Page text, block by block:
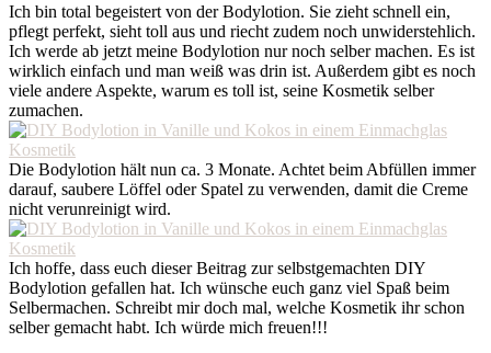
Ich bin total begeistert von der Bodylotion. Sie zieht schnell ein,
pflegt perfekt, sieht toll aus und riecht zudem noch unwiderstehlich.
Ich werde ab jetzt meine Bodylotion nur noch selber machen. Es ist
wirklich einfach und man weiß was drin ist. Außerdem gibt es noch
viele andere Aspekte, warum es toll ist, seine Kosmetik selber
zumachen.
Die Bodylotion hält nun ca. 3 Monate. Achtet beim Abfüllen immer
darauf, saubere Löffel oder Spatel zu verwenden, damit die Creme
nicht verunreinigt wird.
Ich hoffe, dass euch dieser Beitrag zur selbstgemachten DIY
Bodylotion gefallen hat. Ich wünsche euch ganz viel Spaß beim
Selbermachen. Schreibt mir doch mal, welche Kosmetik ihr schon
selber gemacht habt. Ich würde mich freuen!!!